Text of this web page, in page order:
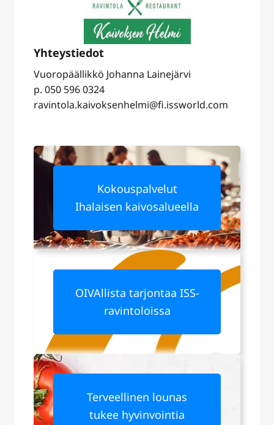
Vuoropäällikkö Johanna Lainejärvi
p. 050 596 0324
ravintola.kaivoksenhelmi@fi.issworld.com
Kokouspalvelut
Ihalaisen kaivosalueella
OIVAllista tarjontaa ISS-
ravintoloissa
Terveellinen lounas
tukee hyvinvointia